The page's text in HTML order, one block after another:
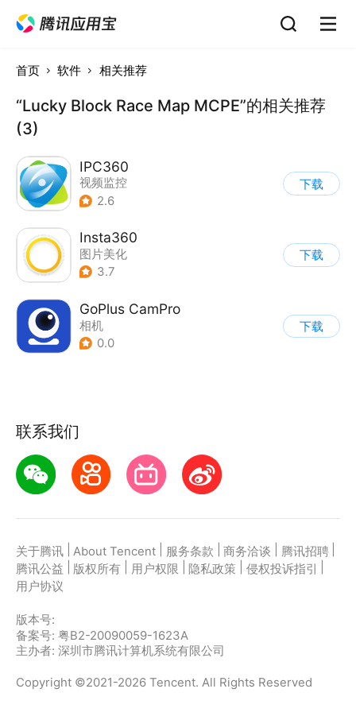
首页 软件 相关推荐
“Lucky Block Race Map MCPE”的相关推荐
(3)
IPC360
视频监控
2.6
下载
Insta360
图片美化
3.7
下载
GoPlus CamPro
相机
0.0
下载
联系我们
关于腾讯 About Tencent 服务条款 商务洽谈 腾讯招聘
腾讯公益
版权所有 用户权限 隐私政策 侵权投诉指引
用户协议
版本号:
备案号: 粤B2-20090059-1623A
主办者: 深圳市腾讯计算机系统有限公司
Copyright ©2021-2026 Tencent. All Rights Reserved